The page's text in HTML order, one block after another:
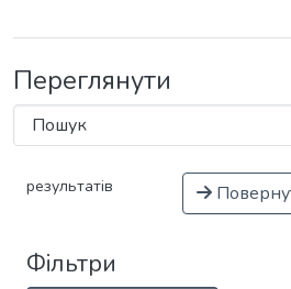
Переглянути
результатів
Фільтри